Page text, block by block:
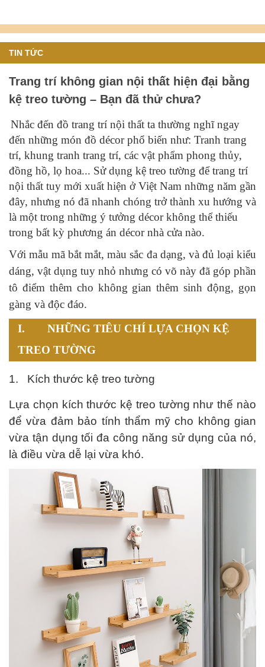
TIN TỨC
Trang trí không gian nội thất hiện đại bằng
kệ treo tường – Bạn đã thử chưa?
Nhắc đến đồ trang trí nội thất ta thường nghĩ ngay
đến những món đồ décor phổ biến như: Tranh trang
trí, khung tranh trang trí, các vật phẩm phong thủy,
đồng hồ, lọ hoa... Sử dụng kệ treo tường để trang trí
nội thất tuy mới xuất hiện ở Việt Nam những năm gần
đây, nhưng nó đã nhanh chóng trở thành xu hướng và
là một trong những ý tưởng décor không thể thiếu
trong bất kỳ phương án décor nhà cửa nào.
Với mẫu mã bắt mắt, màu sắc đa dạng, và đủ loại kiểu
dáng, vật dụng tuy nhỏ nhưng có võ này đã góp phần
tô điểm thêm cho không gian thêm sinh động, gọn
gàng và độc đáo.
I.
NHỮNG TIÊU CHÍ LỰA CHỌN KỆ
TREO TƯỜNG
1. Kích thước kệ treo tường
Lựa chọn kích thước kệ treo tường như thế nào
để vừa đảm bảo tính thẩm mỹ cho không gian
vừa tận dụng tối đa công năng sử dụng của nó,
là điều vừa dễ lại vừa khó.